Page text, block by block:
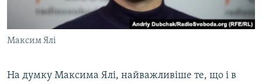
Максим Ялі
На думку Максима Ялі, найважливіше те, що і в